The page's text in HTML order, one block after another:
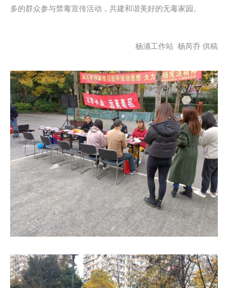
多的群众参与禁毒宣传活动，共建和谐美好的无毒家园。
杨浦工作站 杨芮乔 供稿